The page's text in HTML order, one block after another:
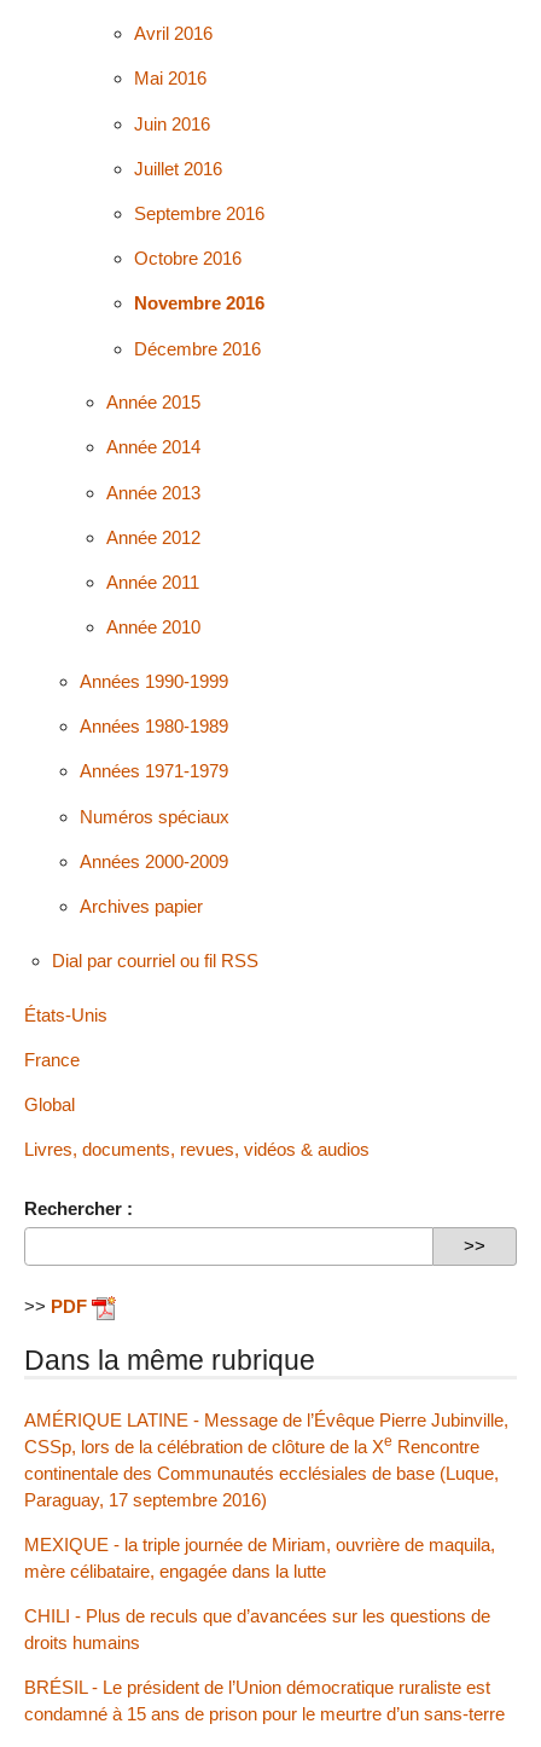
Avril 2016
Mai 2016
Juin 2016
Juillet 2016
Septembre 2016
Octobre 2016
Novembre 2016
Décembre 2016
Année 2015
Année 2014
Année 2013
Année 2012
Année 2011
Année 2010
Années 1990-1999
Années 1980-1989
Années 1971-1979
Numéros spéciaux
Années 2000-2009
Archives papier
Dial par courriel ou fil RSS
États-Unis
France
Global
Livres, documents, revues, vidéos & audios
Rechercher :
>> PDF
Dans la même rubrique
AMÉRIQUE LATINE - Message de l’Évêque Pierre Jubinville,
CSSp, lors de la célébration de clôture de la Xe Rencontre
continentale des Communautés ecclésiales de base (Luque,
Paraguay, 17 septembre 2016)
MEXIQUE - la triple journée de Miriam, ouvrière de maquila,
mère célibataire, engagée dans la lutte
CHILI - Plus de reculs que d’avancées sur les questions de
droits humains
BRÉSIL - Le président de l’Union démocratique ruraliste est
condamné à 15 ans de prison pour le meurtre d’un sans-terre